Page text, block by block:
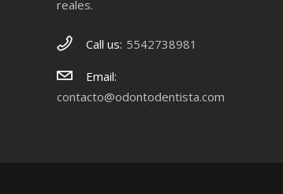
reales.
Call us: 5542738981
Email:
contacto@odontodentista.com